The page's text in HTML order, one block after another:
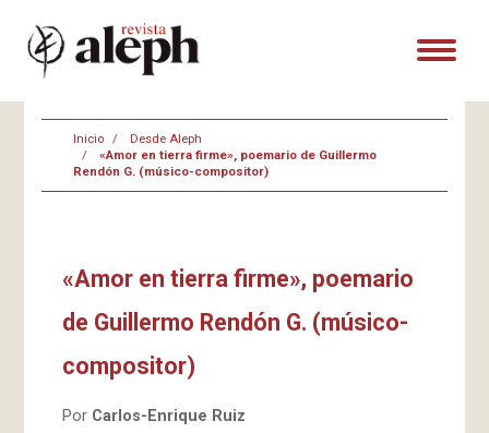
Inicio
Desde Aleph
«Amor en tierra firme», poemario de Guillermo
Rendón G. (músico-compositor)
«Amor en tierra firme», poemario
de Guillermo Rendón G. (músico-
compositor)
Por Carlos-Enrique Ruiz